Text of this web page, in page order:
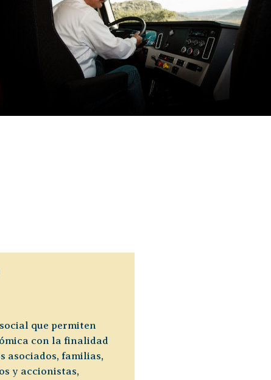
que permiten
con la finalidad
asociados, familias,
y accionistas,